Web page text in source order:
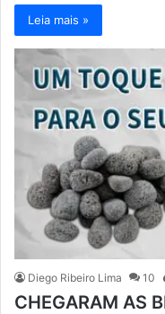
Leia mais »
Diego Ribeiro Lima 10
CHEGARAM AS